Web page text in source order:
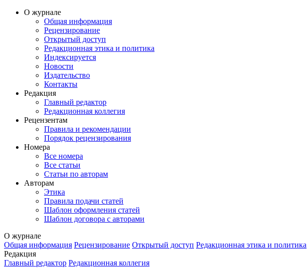
О журнале
Общая информация
Рецензирование
Открытый доступ
Редакционная этика и политика
Индекcируется
Новости
Издательство
Контакты
Редакция
Главный редактор
Редакционная коллегия
Рецензентам
Правила и рекомендации
Порядок рецензирования
Номера
Все номера
Все статьи
Статьи по авторам
Авторам
Этика
Правила подачи статей
Шаблон оформления статей
Шаблон договора с авторами
О журнале
Общая информация Рецензирование Открытый доступ Редакционная этика и политика
Редакция
Главный редактор Редакционная коллегия